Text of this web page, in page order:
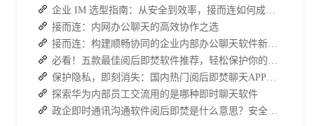
企业 IM 选型指南：从安全到效率，接而连如何成为中大型企业首选
接而连：内网办公聊天的高效协作之选
接而连：构建顺畅协同的企业内部办公聊天软件新体验
必看！五款最佳阅后即焚软件推荐，轻松保护你的聊天记录
保护隐私，即刻消失：国内热门阅后即焚聊天APP功能对比
探索华为内部员工交流用的是哪种即时聊天软件
政企即时通讯沟通软件阅后即焚是什么意思？安全聊天软件介绍